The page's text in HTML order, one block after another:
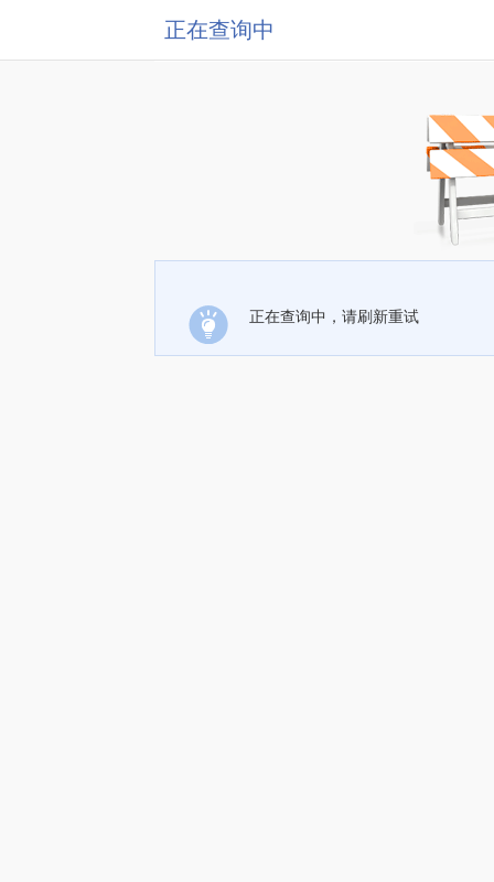
正在查询中
正在查询中，请刷新重试